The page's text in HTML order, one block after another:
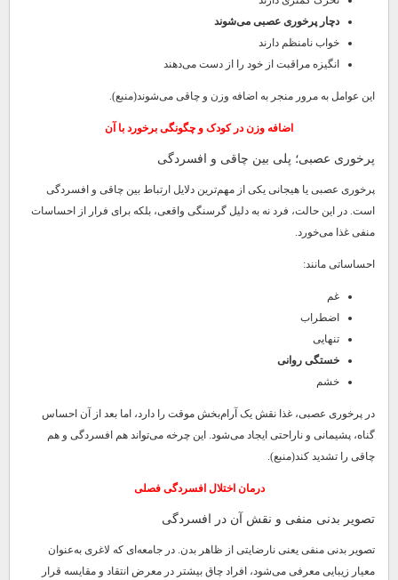
دچار پرخوری عصبی می‌شوند
خواب نامنظم دارند
انگیزه مراقبت از خود را از دست می‌دهند
این عوامل به مرور منجر به اضافه وزن و چاقی می‌شوند(منبع).
اضافه وزن در کودک و چگونگی برخورد با آن
پرخوری عصبی؛ پلی بین چاقی و افسردگی
پرخوری عصبی یا هیجانی یکی از مهم‌ترین دلایل ارتباط بین چاقی و افسردگی
است. در این حالت، فرد نه به دلیل گرسنگی واقعی، بلکه برای فرار از احساسات
منفی غذا می‌خورد.
احساساتی مانند:
غم
اضطراب
تنهایی
خستگی روانی
خشم
در پرخوری عصبی، غذا نقش یک آرام‌بخش موقت را دارد، اما بعد از آن احساس
گناه، پشیمانی و ناراحتی ایجاد می‌شود. این چرخه می‌تواند هم افسردگی و هم
چاقی را تشدید کند(منبع).
درمان اختلال افسردگی فصلی
تصویر بدنی منفی و نقش آن در افسردگی
تصویر بدنی منفی یعنی نارضایتی از ظاهر بدن. در جامعه‌ای که لاغری به‌عنوان
معیار زیبایی معرفی می‌شود، افراد چاق بیشتر در معرض انتقاد و مقایسه قرار